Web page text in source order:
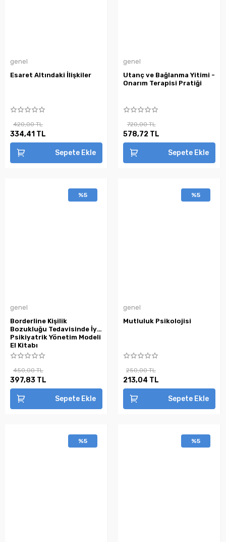
genel
Esaret Altındaki İlişkiler
420,00 TL
334,41 TL
Sepete Ekle
genel
Utanç ve Bağlanma Yitimi -
Onarım Terapisi Pratiği
720,00 TL
578,72 TL
Sepete Ekle
%5
genel
Borderline Kişilik
Bozukluğu Tedavisinde İyi
Psikiyatrik Yönetim Modeli
El Kitabı
450,00 TL
397,83 TL
Sepete Ekle
%5
genel
Mutluluk Psikolojisi
250,00 TL
213,04 TL
Sepete Ekle
%5 %5